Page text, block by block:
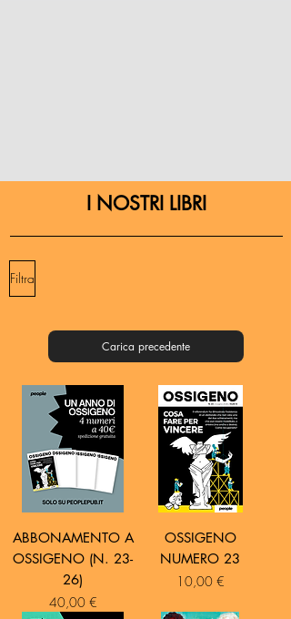
I NOSTRI LIBRI
Filtra
Carica precedente
ABBONAMENTO A
OSSIGENO (N. 23-
26)
Prezzo
40,00 €
OSSIGENO
NUMERO 23
Prezzo
10,00 €